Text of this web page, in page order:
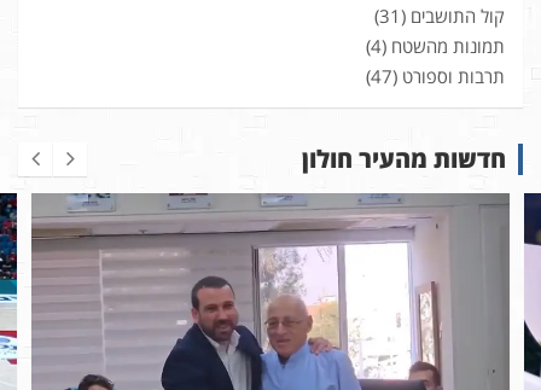
קול התושבים (31)
תמונות מהשטח (4)
תרבות וספורט (47)
חדשות מהעיר חולון